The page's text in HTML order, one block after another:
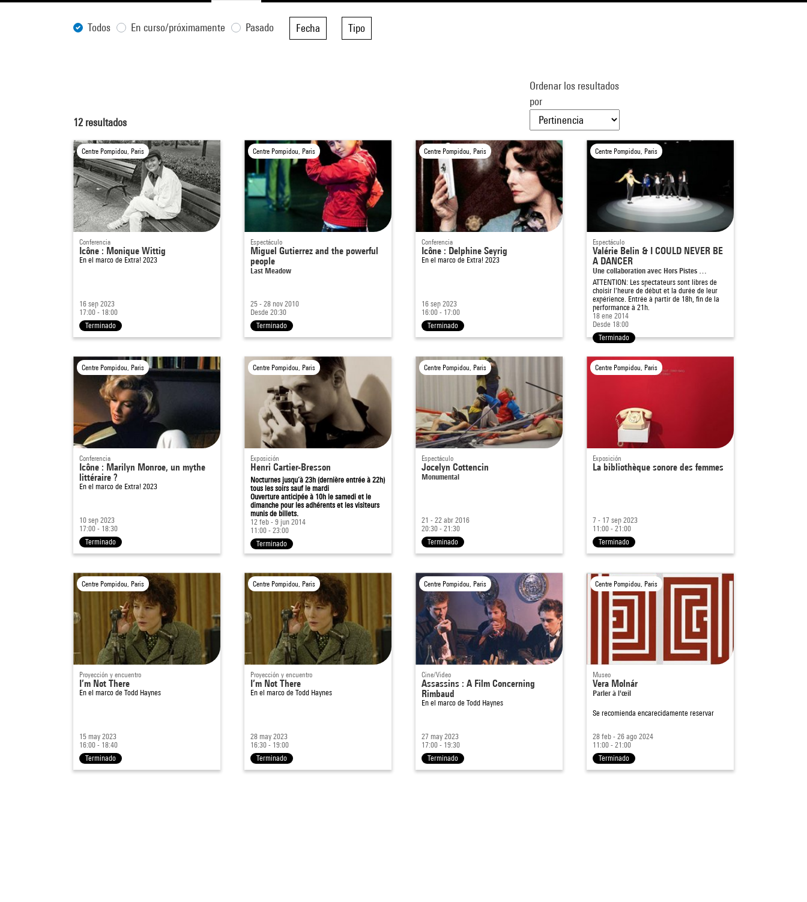
Todos En curso/próximamente Pasado Fecha Tipo
12 resultados
Ordenar los resultados
por
Centre Pompidou, Paris
Conferencia
Icône : Monique Wittig
En el marco de Extra! 2023
16 sep 2023
17:00 - 18:00
Terminado
Centre Pompidou, Paris
Espectáculo
Miguel Gutierrez and the powerful
people
Last Meadow
25 - 28 nov 2010
Desde 20:30
Terminado
Centre Pompidou, Paris
Conferencia
Icône : Delphine Seyrig
En el marco de Extra! 2023
16 sep 2023
16:00 - 17:00
Terminado
Centre Pompidou, Paris
Espectáculo
Valérie Belin & I COULD NEVER BE
A DANCER
Une collaboration avec Hors Pistes …
ATTENTION: Les spectateurs sont libres de
choisir l'heure de début et la durée de leur
expérience. Entrée à partir de 18h, fin de la
performance à 21h.
18 ene 2014
Desde 18:00
Terminado
Centre Pompidou, Paris
Conferencia
Icône : Marilyn Monroe, un mythe
littéraire ?
En el marco de Extra! 2023
10 sep 2023
17:00 - 18:30
Terminado
Centre Pompidou, Paris
Exposición
Henri Cartier-Bresson
Nocturnes jusqu’à 23h (dernière entrée à 22h)
tous les soirs sauf le mardi
Ouverture anticipée à 10h le samedi et le
dimanche pour les adhérents et les visiteurs
munis de billets.
12 feb - 9 jun 2014
11:00 - 23:00
Terminado
Centre Pompidou, Paris
Espectáculo
Jocelyn Cottencin
Monumental
21 - 22 abr 2016
20:30 - 21:30
Terminado
Centre Pompidou, Paris
Exposición
La bibliothèque sonore des femmes
7 - 17 sep 2023
11:00 - 21:00
Terminado
Centre Pompidou, Paris
Proyección y encuentro
I’m Not There
En el marco de Todd Haynes
15 may 2023
16:00 - 18:40
Terminado
Centre Pompidou, Paris
Proyección y encuentro
I’m Not There
En el marco de Todd Haynes
28 may 2023
16:30 - 19:00
Terminado
Centre Pompidou, Paris
Cine/Video
Assassins : A Film Concerning
Rimbaud
En el marco de Todd Haynes
27 may 2023
17:00 - 19:30
Terminado
Centre Pompidou, Paris
Museo
Vera Molnár
Parler à l'œil
Se recomienda encarecidamente reservar
28 feb - 26 ago 2024
11:00 - 21:00
Terminado